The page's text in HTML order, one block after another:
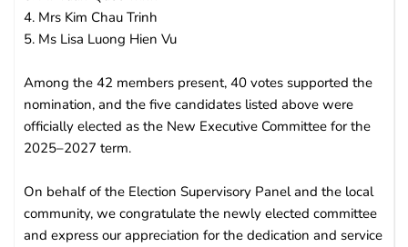
4. Mrs Kim Chau Trinh
5. Ms Lisa Luong Hien Vu
Among the 42 members present, 40 votes supported the
nomination, and the five candidates listed above were
officially elected as the New Executive Committee for the
2025–2027 term.
On behalf of the Election Supervisory Panel and the local
community, we congratulate the newly elected committee
and express our appreciation for the dedication and service